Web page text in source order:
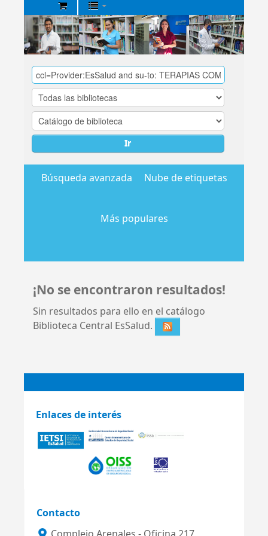
Biblioteca
Central
EsSalud
Ir
Búsqueda avanzada Nube de etiquetas
Más populares
¡No se encontraron resultados!
Sin resultados para ello en el catálogo
Biblioteca Central EsSalud.
Enlaces de interés
Contacto